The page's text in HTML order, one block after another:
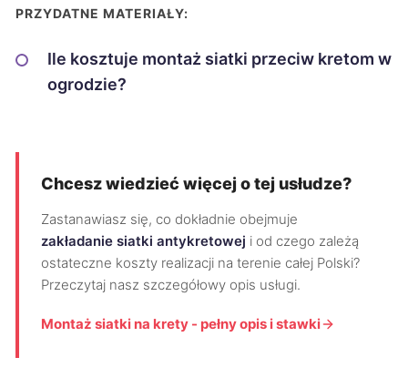
PRZYDATNE MATERIAŁY:
Ile kosztuje montaż siatki przeciw kretom w
ogrodzie?
Chcesz wiedzieć więcej o tej usłudze?
Zastanawiasz się, co dokładnie obejmuje
zakładanie siatki antykretowej i od czego zależą
ostateczne koszty realizacji na terenie całej Polski?
Przeczytaj nasz szczegółowy opis usługi.
Montaż siatki na krety - pełny opis i stawki